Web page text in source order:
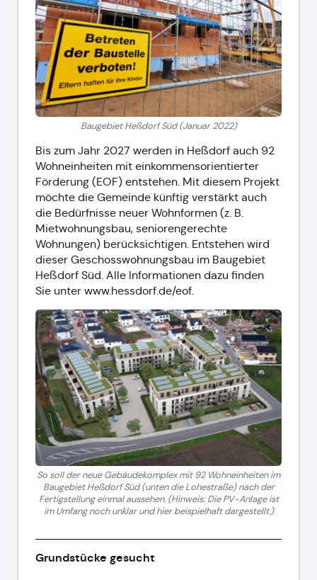
Baugebiet Heßdorf Süd (Januar 2022)
Bis zum Jahr 2027 werden in Heßdorf auch 92
Wohneinheiten mit einkommensorientierter
Förderung (EOF) entstehen. Mit diesem Projekt
möchte die Gemeinde künftig verstärkt auch
die Bedürfnisse neuer Wohnformen (z. B.
Mietwohnungsbau, seniorengerechte
Wohnungen) berücksichtigen. Entstehen wird
dieser Geschosswohnungsbau im Baugebiet
Heßdorf Süd. Alle Informationen dazu finden
Sie unter www.hessdorf.de/eof.
So soll der neue Gebäudekomplex mit 92 Wohneinheiten im
Baugebiet Heßdorf Süd (unten die Lohestraße) nach der
Fertigstellung einmal aussehen. (Hinweis: Die PV-Anlage ist
im Umfang noch unklar und hier beispielhaft dargestellt.)
Grundstücke gesucht